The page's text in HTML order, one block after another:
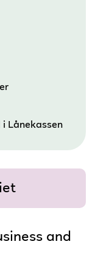
Lånekassen
and